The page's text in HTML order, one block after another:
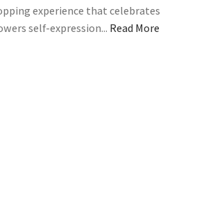
experience that celebrates
self-expression... Read More